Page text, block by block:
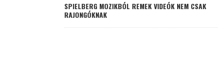
SPIELBERG MOZIKBÓL REMEK VIDEÓK NEM CSAK
RAJONGÓKNAK